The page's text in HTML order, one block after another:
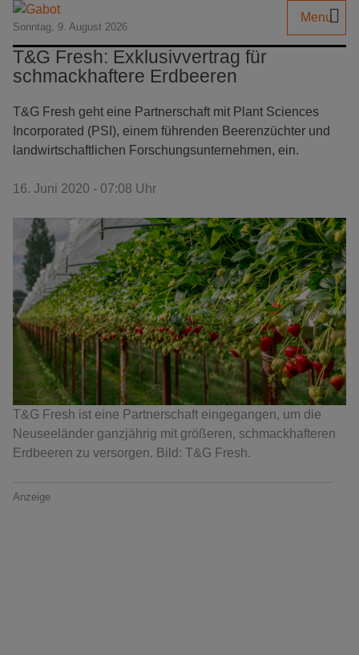
Sonntag, 9. August 2026
Menu
T&G Fresh: Exklusivvertrag für
schmackhaftere Erdbeeren
T&G Fresh geht eine Partnerschaft mit Plant Sciences
Incorporated (PSI), einem führenden Beerenzüchter und
landwirtschaftlichen Forschungsunternehmen, ein.
16. Juni 2020 - 07:08 Uhr
T&G Fresh ist eine Partnerschaft eingegangen, um die
Neuseeländer ganzjährig mit größeren, schmackhafteren
Erdbeeren zu versorgen. Bild: T&G Fresh.
Anzeige